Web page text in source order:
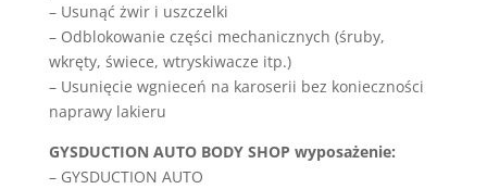
– Usunąć żwir i uszczelki
– Odblokowanie części mechanicznych (śruby,
wkręty, świece, wtryskiwacze itp.)
– Usunięcie wgnieceń na karoserii bez konieczności
naprawy lakieru
GYSDUCTION AUTO BODY SHOP wyposażenie:
– GYSDUCTION AUTO